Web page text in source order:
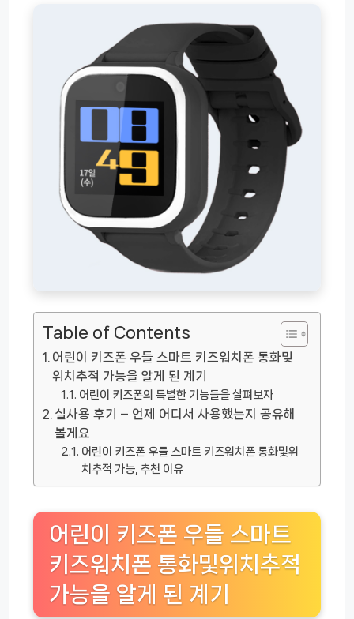
Table of Contents
어린이 키즈폰 우들 스마트 키즈워치폰 통화및
위치추적 가능을 알게 된 계기
어린이 키즈폰의 특별한 기능들을 살펴보자
실사용 후기 – 언제 어디서 사용했는지 공유해
볼게요
어린이 키즈폰 우들 스마트 키즈워치폰 통화및위
치추적 가능, 추천 이유
어린이 키즈폰 우들 스마트
키즈워치폰 통화및위치추적
가능을 알게 된 계기